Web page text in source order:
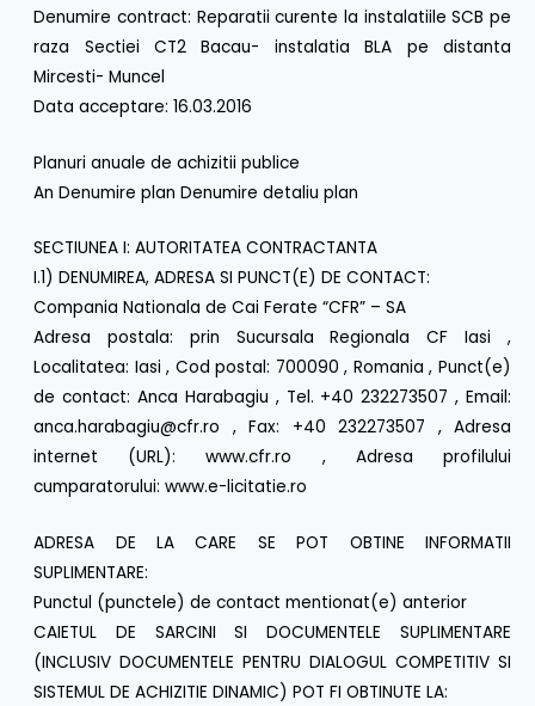
Denumire contract: Reparatii curente la instalatiile SCB pe
raza Sectiei CT2 Bacau- instalatia BLA pe distanta
Mircesti- Muncel
Data acceptare: 16.03.2016
Planuri anuale de achizitii publice
An Denumire plan Denumire detaliu plan
SECTIUNEA I: AUTORITATEA CONTRACTANTA
I.1) DENUMIREA, ADRESA SI PUNCT(E) DE CONTACT:
Compania Nationala de Cai Ferate “CFR” – SA
Adresa postala: prin Sucursala Regionala CF Iasi ,
Localitatea: Iasi , Cod postal: 700090 , Romania , Punct(e)
de contact: Anca Harabagiu , Tel. +40 232273507 , Email:
anca.harabagiu@cfr.ro , Fax: +40 232273507 , Adresa
internet (URL): www.cfr.ro , Adresa profilului
cumparatorului: www.e-licitatie.ro
ADRESA DE LA CARE SE POT OBTINE INFORMATII
SUPLIMENTARE:
Punctul (punctele) de contact mentionat(e) anterior
CAIETUL DE SARCINI SI DOCUMENTELE SUPLIMENTARE
(INCLUSIV DOCUMENTELE PENTRU DIALOGUL COMPETITIV SI
SISTEMUL DE ACHIZITIE DINAMIC) POT FI OBTINUTE LA: